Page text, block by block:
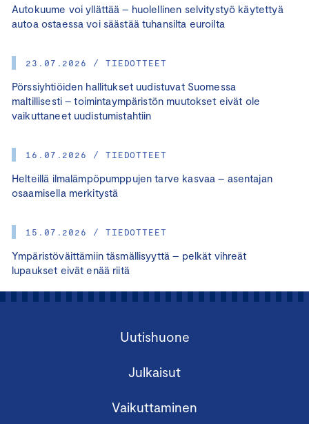
Autokuume voi yllättää – huolellinen selvitystyö käytettyä
autoa ostaessa voi säästää tuhansilta euroilta
23.07.2026 / TIEDOTTEET
Pörssiyhtiöiden hallitukset uudistuvat Suomessa
maltillisesti – toimintaympäristön muutokset eivät ole
vaikuttaneet uudistumistahtiin
16.07.2026 / TIEDOTTEET
Helteillä ilmalämpöpumppujen tarve kasvaa – asentajan
osaamisella merkitystä
15.07.2026 / TIEDOTTEET
Ympäristöväittämiin täsmällisyyttä – pelkät vihreät
lupaukset eivät enää riitä
Uutishuone
Julkaisut
Vaikuttaminen